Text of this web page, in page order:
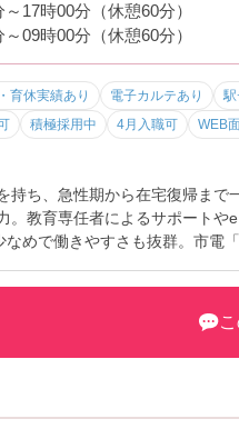
17時00分（休憩60分）
09時00分（休憩60分）
育休実績あり 電子カルテあり 駅
積極採用中 4月入職可 WEB
持ち、急性期から在宅復帰ま
。教育専任者によるサポート
めで働きやすさも抜群。市電